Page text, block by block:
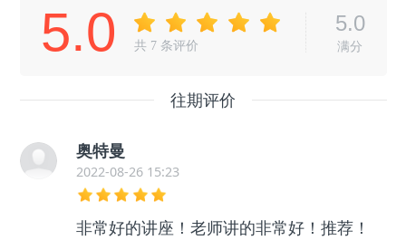
5.0 共 7 条评价
5.0
满分
往期评价
奥特曼
2022-08-26 15:23
非常好的讲座！老师讲的非常好！推荐！